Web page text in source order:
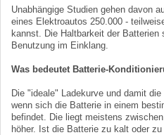
Unabhängige Studien gehen davon
eines Elektroautos 250.000 -
kannst. Die Haltbarkeit der
Benutzung im Einklang.
Was bedeutet Batterie-
Die "ideale" Ladekurve und damit
wenn sich die Batterie in einem
befindet. Die liegt meistens
höher. Ist die Batterie zu kalt oder